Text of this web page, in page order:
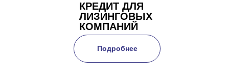
Подробнее
КРЕДИТ ДЛЯ
ЛИЗИНГОВЫХ
КОМПАНИЙ